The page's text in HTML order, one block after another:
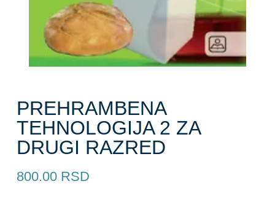
PREHRAMBENA
TEHNOLOGIJA 2 ZA
DRUGI RAZRED
800.00 RSD